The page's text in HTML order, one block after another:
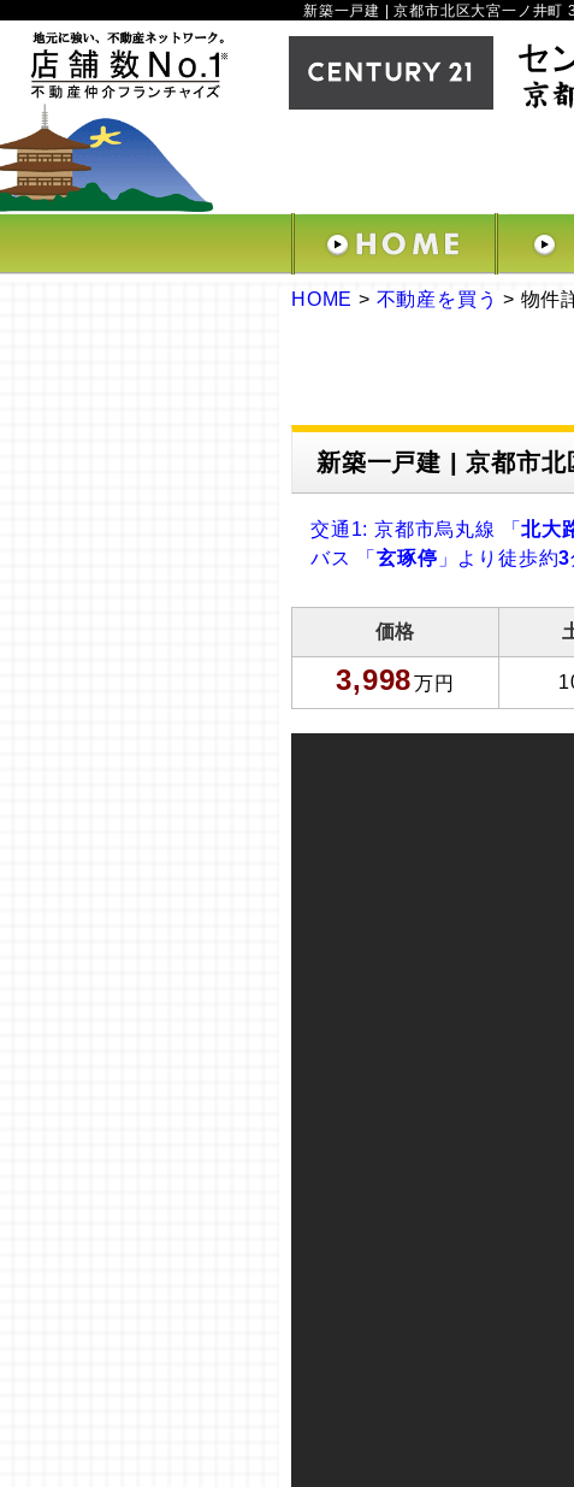
新築一戸建 | 京都市北区大宮一ノ井町
HOME > 不動産を買う > 物件
新築一戸建 | 京都市
交通1: 京都市烏丸線 「北大
バス 「玄琢停 」より徒歩約3
価格
3,998万円